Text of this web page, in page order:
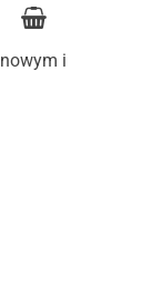
i